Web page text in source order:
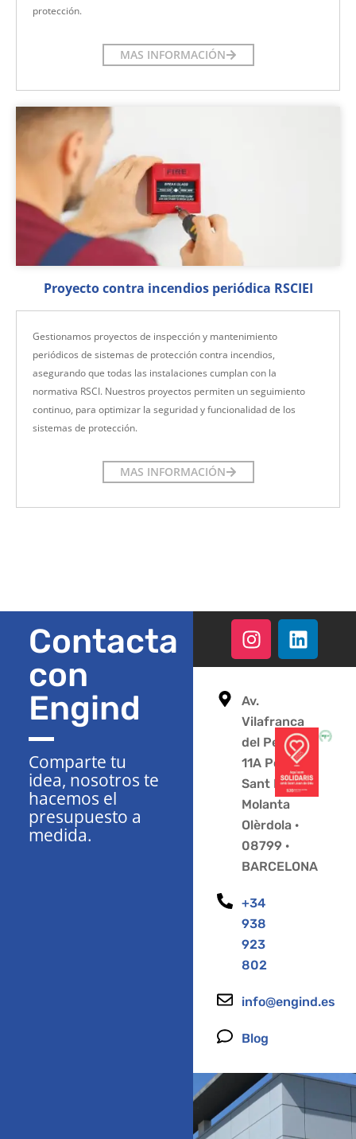
protección.
MAS INFORMACIÓN
Proyecto contra incendios periódica RSCIEI
Gestionamos proyectos de inspección y mantenimiento
periódicos de sistemas de protección contra incendios,
asegurando que todas las instalaciones cumplan con la
normativa RSCI. Nuestros proyectos permiten un seguimiento
continuo, para optimizar la seguridad y funcionalidad de los
sistemas de protección.
MAS INFORMACIÓN
Contacta
con
Engind
Comparte tu
idea, nosotros te
hacemos el
presupuesto a
medida.
Av.
Vilafranca
del Penedès
11A Polígono
Sant Pere
Molanta
Olèrdola ·
08799 ·
BARCELONA
+34
938
923
802
info@engind.es
Blog